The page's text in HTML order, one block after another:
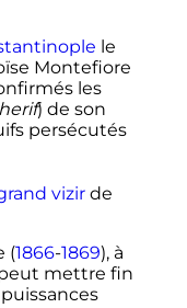
le
Montefiore
les
) de son
persécutés
vizirde
(1866-1869), à
mettre fin